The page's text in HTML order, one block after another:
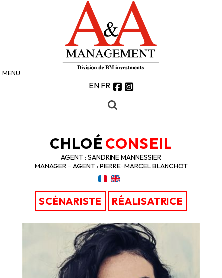
EN FR
MENU
CHLOÉ CONSEIL
AGENT : SANDRINE MANNESSIER
MANAGER - AGENT : PIERRE-MARCEL BLANCHOT
SCÉNARISTE RÉALISATRICE